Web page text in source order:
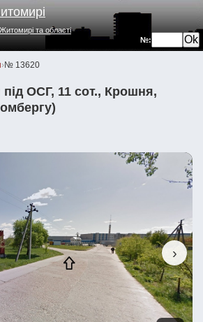
№:
та області
›№ 13620
ОСГ, 11 сот., Крошня,
›